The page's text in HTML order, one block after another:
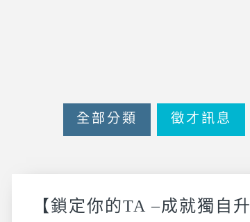
全部分類 徵才訊息
【鎖定你的TA –成就獨自升